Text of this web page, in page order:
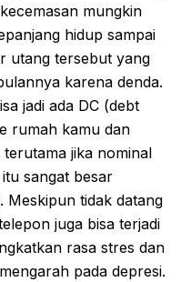
mungkin
hidup sampai
utang tersebut yang
karena denda.
jadi ada DC (debt
rumah kamu dan
jika nominal
sangat besar
Meskipun tidak datang
juga bisa terjadi
rasa stres dan
pada depresi.